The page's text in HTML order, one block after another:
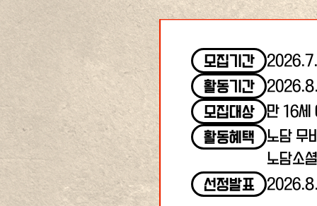
모집기간
활동기간
모집대상
만 16세
활동혜택
노담 무
노담소
선정발표